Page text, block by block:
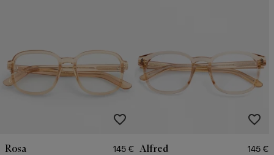
Rosa
145 € Alfred
145 €